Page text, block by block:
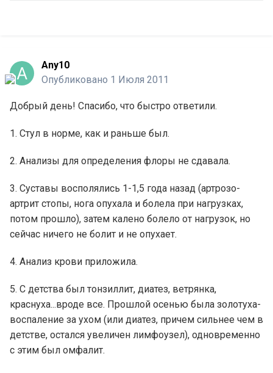
Any10
Опубликовано 1 Июля 2011
Добрый день! Спасибо, что быстро ответили.
1. Стул в норме, как и раньше был.
2. Анализы для определения флоры не сдавала.
3. Суставы восполялись 1-1,5 года назад (артрозо-
артрит стопы, нога опухала и болела при нагрузках,
потом прошло), затем калено болело от нагрузок, но
сейчас ничего не болит и не опухает.
4. Анализ крови приложила.
5. С детства был тонзиллит, диатез, ветрянка,
краснуха...вроде все. Прошлой осенью была золотуха-
воспаление за ухом (или диатез, причем сильнее чем в
детстве, остался увеличен лимфоузел), одновременно
с этим был омфалит.